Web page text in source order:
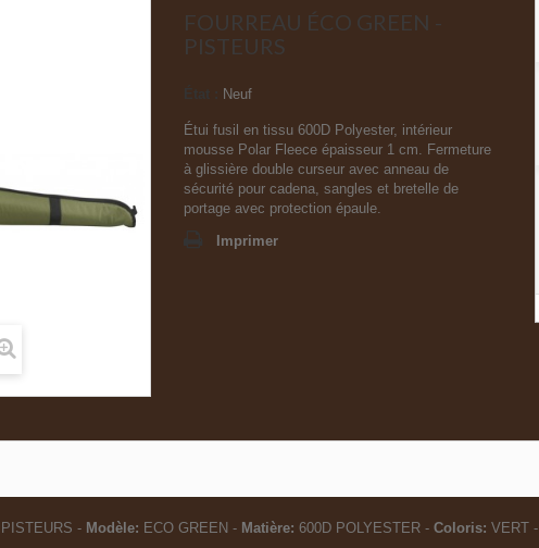
FOURREAU ÉCO GREEN -
PISTEURS
Neuf
Étui fusil en tissu 600D Polyester, intérieur
mousse Polar Fleece épaisseur 1 cm. Fermeture
à glissière double curseur avec anneau de
sécurité pour cadena, sangles et bretelle de
portage avec protection épaule.
Imprimer
PISTEURS - Modèle: ECO GREEN - Matière: 600D POLYESTER - Coloris: VERT -